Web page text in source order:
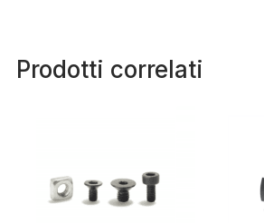
Prodotti correlati